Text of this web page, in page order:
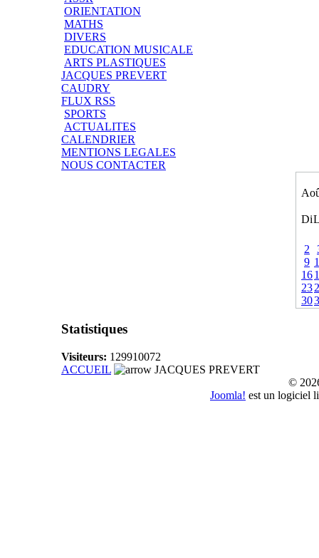
ORIENTATION
MATHS
DIVERS
EDUCATION MUSICALE
ARTS PLASTIQUES
JACQUES PREVERT
CAUDRY
FLUX RSS
SPORTS
ACTUALITES
CALENDRIER
MENTIONS LEGALES
NOUS CONTACTER
Di
2
9
16
23
30
Statistiques
Visiteurs: 129910072
ACCUEIL
JACQUES PREVERT
©
Joomla! est un logiciel